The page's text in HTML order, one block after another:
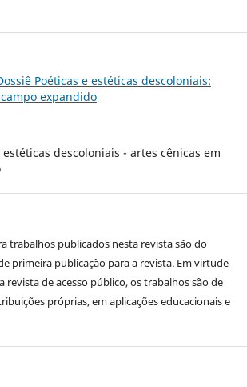
Poéticas e estéticas descoloniais:
expandido
estéticas descoloniais - artes cênicas em
trabalhos publicados nesta revista são do
primeira publicação para a revista. Em virtude
revista de acesso público, os trabalhos são de
próprias, em aplicações educacionais e